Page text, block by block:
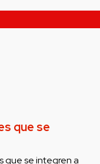
que se
que se integren a